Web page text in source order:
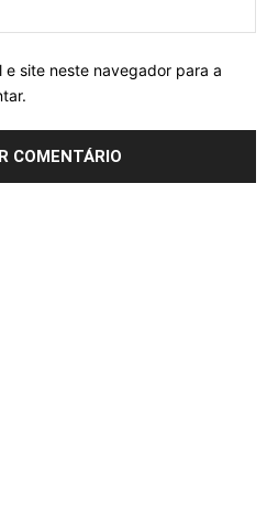
e site neste navegador para a